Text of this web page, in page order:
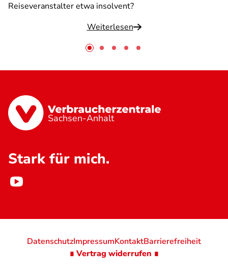
Reiseveranstalter etwa insolvent?
Weiterlesen
Sachsen-Anhalt
Stark für mich.
DatenschutzImpressumKontaktBarrierefreiheit
∎ Vertrag widerrufen ∎